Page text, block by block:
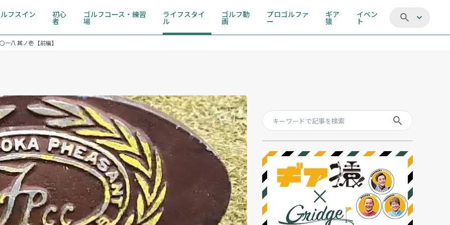
フスイン 初心
者
ゴルフコース・練習
場
ライフスタイ
ル
ゴルフ動
画
プロゴルファ
ー
ギア
猿
イベン
ト
一八 其ノ壱 【前編】